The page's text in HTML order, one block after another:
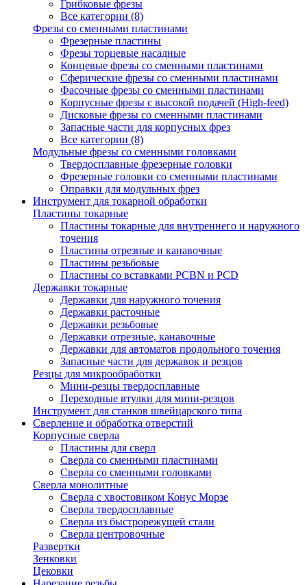
Грибковые фрезы
Все категории (8)
Фрезы со сменными пластинами
Фрезерные пластины
Фрезы торцевые насадные
Концевые фрезы со сменными пластинами
Сферические фрезы со сменными пластинами
Фасочные фрезы со сменными пластинами
Корпусные фрезы с высокой подачей (High-feed)
Дисковые фрезы со сменными пластинами
Запасные части для корпусных фрез
Все категории (8)
Модульные фрезы со сменными головками
Твердосплавные фрезерные головки
Фрезерные головки со сменными пластинами
Оправки для модульных фрез
Инструмент для токарной обработки
Пластины токарные
Пластины токарные для внутреннего и наружного
точения
Пластины отрезные и канавочные
Пластины резьбовые
Пластины со вставками PCBN и PCD
Державки токарные
Державки для наружного точения
Державки расточные
Державки резьбовые
Державки отрезные, канавочные
Державки для автоматов продольного точения
Запасные части для державок и резцов
Резцы для микрообработки
Мини-резцы твердосплавные
Переходные втулки для мини-резцов
Инструмент для станков швейцарского типа
Сверление и обработка отверстий
Корпусные сверла
Пластины для сверл
Сверла со сменными пластинами
Сверла со сменными головками
Сверла монолитные
Сверла с хвостовиком Конус Морзе
Сверла твердосплавные
Сверла из быстрорежущей стали
Сверла центровочные
Развертки
Зенковки
Цековки